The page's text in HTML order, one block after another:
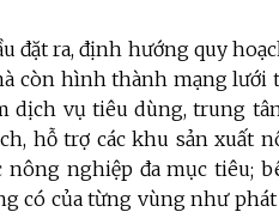
đặt ra, định hướng quy
còn hình thành mạng lưới
dịch vụ tiêu dùng, trung
hỗ trợ các khu sản xuất
nông nghiệp đa mục tiêu;
có của từng vùng như